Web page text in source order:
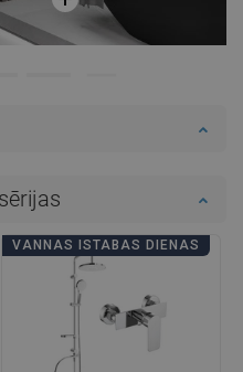
VANNAS ISTABAS DIENAS